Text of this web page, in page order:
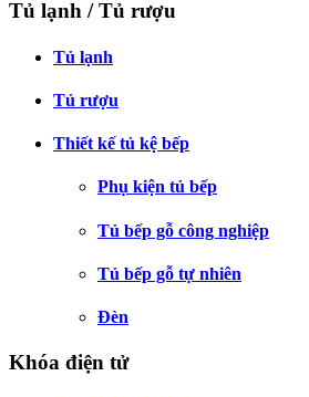
Tủ lạnh / Tủ rượu
Tủ lạnh
Tủ rượu
Thiết kế tủ kệ bếp
Phụ kiện tủ bếp
Tủ bếp gỗ công nghiệp
Tủ bếp gỗ tự nhiên
Đèn
Khóa điện tử